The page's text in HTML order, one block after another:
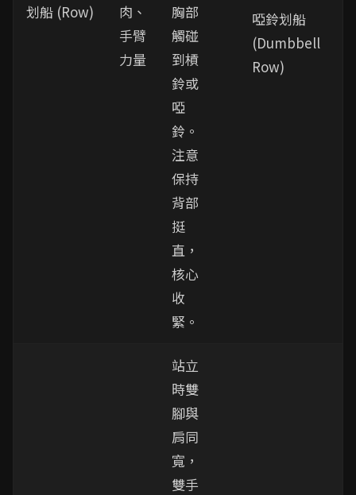
划船 (Row)
肉、
手臂
力量
胸部
觸碰
到槓
鈴或
啞
鈴。
注意
保持
背部
挺
直，
核心
收
緊。
啞鈴划船
(Dumbbell
Row)
站立
時雙
腳與
肩同
寬，
雙手